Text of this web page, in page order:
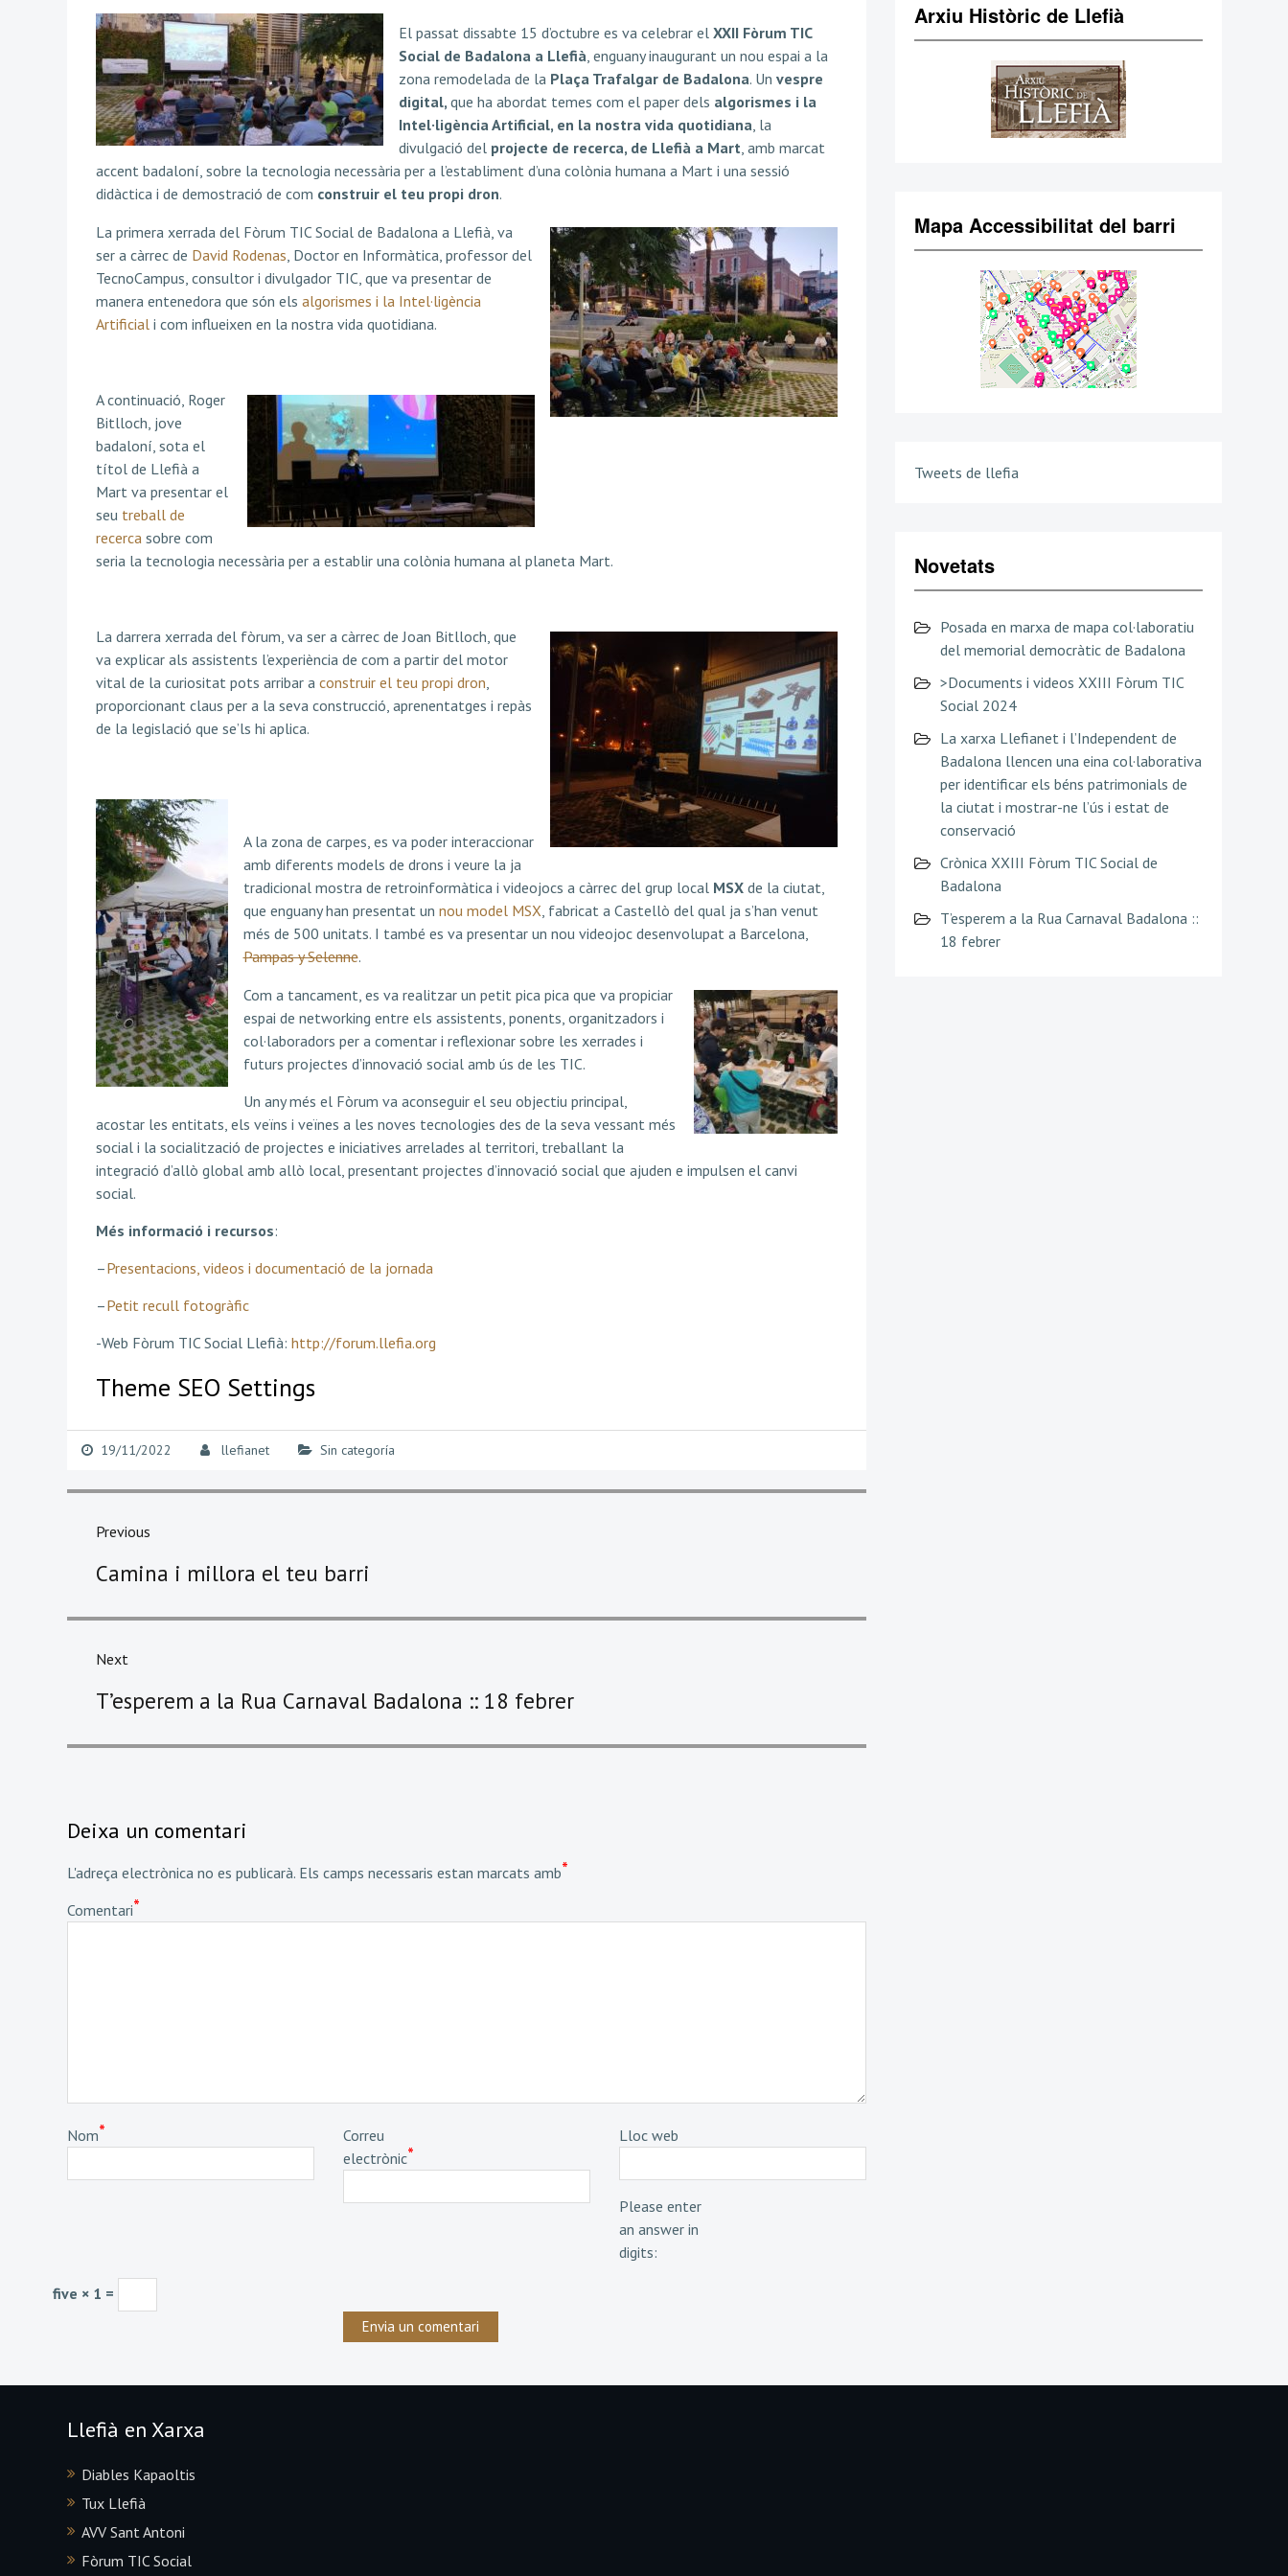
El passat dissabte 15 d’octubre es va celebrar el XXII Fòrum TIC
Social de Badalona a Llefià, enguany inaugurant un nou espai a la
zona remodelada de la Plaça Trafalgar de Badalona. Un vespre
digital, que ha abordat temes com el paper dels algorismes i la
Intel·ligència Artificial, en la nostra vida quotidiana, la
divulgació del projecte de recerca, de Llefià a Mart, amb marcat
accent badaloní, sobre la tecnologia necessària per a l’establiment d’una colònia humana a Mart i una sessió
didàctica i de demostració de com construir el teu propi dron.
La primera xerrada del Fòrum TIC Social de Badalona a Llefià, va
ser a càrrec de David Rodenas, Doctor en Informàtica, professor del
TecnoCampus, consultor i divulgador TIC, que va presentar de
manera entenedora que són els algorismes i la Intel·ligència
Artificiali com influeixen en la nostra vida quotidiana.
A continuació, Roger
Bitlloch, jove
badaloní, sota el
títol de Llefià a
Mart va presentar el
seu treball de
recercasobre com
seria la tecnologia necessària per a establir una colònia humana al planeta Mart.
La darrera xerrada del fòrum, va ser a càrrec de Joan Bitlloch, que
va explicar als assistents l’experiència de com a partir del motor
vital de la curiositat pots arribar a construir el teu propi dron,
proporcionant claus per a la seva construcció, aprenentatges i repàs
de la legislació que se’ls hi aplica.
A la zona de carpes, es va poder interaccionar
amb diferents models de drons i veure la ja
tradicional mostra de retroinformàtica i videojocs a càrrec del grup local MSXde la ciutat,
que enguany han presentat un nou model MSX, fabricat a Castellò del qual ja s’han venut
més de 500 unitats. I també es va presentar un nou videojoc desenvolupat a Barcelona,
Pampas y Selenne.
Com a tancament, es va realitzar un petit pica pica que va propiciar
espai de networking entre els assistents, ponents, organitzadors i
col·laboradors per a comentar i reflexionar sobre les xerrades i
futurs projectes d’innovació social amb ús de les TIC.
Un any més el Fòrum va aconseguir el seu objectiu principal,
acostar les entitats, els veïns i veïnes a les noves tecnologies des de la seva vessant més
social i la socialització de projectes e iniciatives arrelades al territori, treballant la
integració d’allò global amb allò local, presentant projectes d’innovació social que ajuden e impulsen el canvi
social.
Més informació i recursos:
–Presentacions, videos i documentació de la jornada
–Petit recull fotogràfic
-Web Fòrum TIC Social Llefià: http://forum.llefia.org
Theme SEO Settings
19/11/2022 llefianet Sin categoría
Navegació
d'entrades
Previous
post:
Camina i millora el teu barri
Next
post:
T’esperem a la Rua Carnaval Badalona :: 18 febrer
Deixa un comentari
L'adreça electrònica no es publicarà. Els camps necessaris estan marcats amb*
Comentari*
Nom*
Correu
electrònic*
Lloc web
Please enter
an answer in
digits:
five × 1 =
Arxiu Històric de Llefià
Mapa Accessibilitat del barri
Tweets de llefia
Novetats
Posada en marxa de mapa col·laboratiu
del memorial democràtic de Badalona
>Documents i videos XXIII Fòrum TIC
Social 2024
La xarxa Llefianet i l’Independent de
Badalona llencen una eina col·laborativa
per identificar els béns patrimonials de
la ciutat i mostrar-ne l’ús i estat de
conservació
Crònica XXIII Fòrum TIC Social de
Badalona
T’esperem a la Rua Carnaval Badalona ::
18 febrer
Llefià en Xarxa
Diables Kapaoltis
Tux Llefià
AVV Sant Antoni
Fòrum TIC Social